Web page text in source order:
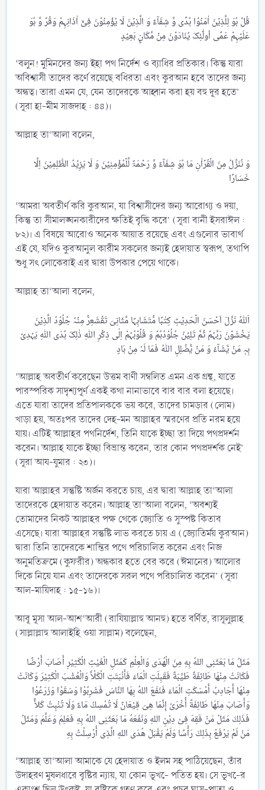
قُلۡ ہُوَ لِلَّذِیۡنَ اٰمَنُوۡا ہُدًی وَّ شِفَآءٌ وَ الَّذِیۡنَ لَا یُؤۡمِنُوۡنَ فِیۡۤ اٰذَانِہِمۡ وَقۡرٌ وَّ ہُوَ
‘বলুন! মুমিনদের জন্য ইহা পথ নির্দেশ ও ব্যাধির প্রতিকার। কিন্তু যারা
অবিশ্বাসী তাদের কর্ণে রয়েছে বধিরতা এবং কুরআন হবে তাদের জন্য
অন্ধত্ব। তারা এমন যে, যেন তাদেরকে আহ্বান করা হয় বহু দূর হতে’
(সূরা হা-মীম সাজদাহ : ৪৪)।
আল্লাহ তা‘আলা বলেন,
وَ نُنَزِّلُ مِنَ الۡقُرۡاٰنِ مَا ہُوَ شِفَآءٌ وَّ رَحۡمَۃٌ لِّلۡمُؤۡمِنِیۡنَ وَ لَا یَزِیۡدُ الظّٰلِمِیۡنَ اِلَّا
‘আমরা অবতীর্ণ করি কুরআন, যা বিশ্বাসীদের জন্য আরোগ্য ও দয়া,
কিন্তু তা সীমালঙ্ঘনকারীদের ক্ষতিই বৃদ্ধি করে’ (সূরা বানী ইসরাঈল :
৮২)। এ বিষয়ে আরোও অনেক আয়াত রয়েছে এবং এগুলোর ভাবার্থ
এই যে, যদিও কুরআনুল কারীম সকলের জন্যই হেদায়াত স্বরূপ, তথাপি
শুধু সৎ লোকেরাই এর দ্বারা উপকার পেয়ে থাকে।
আল্লাহ তা‘আলা বলেন,
اَللّٰہُ نَزَّلَ اَحۡسَنَ الۡحَدِیۡثِ کِتٰبًا مُّتَشَابِہًا مَّثَانِیَ تَقۡشَعِرُّ مِنۡہُ جُلُوۡدُ الَّذِیۡنَ
یَخۡشَوۡنَ رَبَّہُمۡ ثُمَّ تَلِیۡنُ جُلُوۡدُہُمۡ وَ قُلُوۡبُہُمۡ اِلٰی ذِکۡرِ اللّٰہِ ذٰلِکَ ہُدَی اللّٰہِ یَہۡدِیۡ
‘আল্লাহ অবতীর্ণ করেছেন উত্তম বাণী সম্বলিত এমন এক গ্রন্থ, যাতে
পারস্পরিক সাদৃশ্যপূর্ণ একই কথা নানাভাবে বার বার বলা হয়েছে।
এতে যারা তাদের প্রতিপালককে ভয় করে, তাদের চামড়ার (লোম)
খাড়া হয়, অতঃপর তাদের দেহ-মন আল্লাহর স্মরণের প্রতি নরম হয়ে
যায়। এটিই আল্লাহর পথনির্দেশ, তিনি যাকে ইচ্ছা তা দিয়ে পথপ্রদর্শন
করেন। আল্লাহ যাকে ইচ্ছা বিভ্রান্ত করেন, তার কোন পথপ্রদর্শক নেই’
(সূরা আয-যুমার : ২৩)।
যারা আল্লাহর সন্তুষ্টি অর্জন করতে চায়, এর দ্বারা আল্লাহ তা‘আলা
তাদেরকে হেদায়াত করেন। আল্লাহ তা‘আলা বলেন, ‘অবশ্যই
তোমাদের নিকট আল্লাহর পক্ষ থেকে জ্যোতি ও সুস্পষ্ট কিতাব
এসেছে। যারা আল্লাহর সন্তুষ্টি লাভ করতে চায় এ (জ্যোতির্ময় কুরআন)
দ্বারা তিনি তাদেরকে শান্তির পথে পরিচালিত করেন এবং নিজ
অনুমতিক্রমে (কুফরীর) অন্ধকার হতে বের করে (ঈমানের) আলোর
দিকে নিয়ে যান এবং তাদেরকে সরল পথে পরিচালিত করেন’ (সূরা
আল-মায়িদাহ : ১৫-১৬)।
আবূ মূসা আল-আশ‘আরী (রাযিয়াল্লাহু আনহু) হতে বর্ণিত, রাসূলুল্লাহ
(সাল্লাল্লাহু আলাইহি ওয়া সাল্লাম) বলেছেন,
مَثَلُ مَا بَعَثَنِى اللهُ بِهِ مِنَ الْهُدَى وَالْعِلْمِ كَمَثَلِ الْغَيْثِ الْكَثِيْرِ أَصَابَ أَرْضًا
فَكَانَتْ مِنْهَا طَائِفَةٌ طَيِّبَةٌ فَقَبِلَتِ الْمَاءَ فَأَنْبَتَتِ الْكَلْأَ وَالْعُشْبَ الْكَثِيْرَ وَكَانَتْ
مِنْهَا أَجَادِبُ أَمْسَكَتِ الْمَاءَ فَنَفَعَ اللهُ بِهَا النَّاسَ فَشَرِبُوْا وَسَقَوْا وَزَرَعُوْا
وَأَصَابَ مِنْهَا طَائِفَةً أُخْرَىْ إِنَّمَا هِىَ قِيْعَانٌ لَا تُمْسِكُ مَاءً وَلَا تُنْبِتُ كَلأً
فَذَلِكَ مَثَلُ مَنْ فَقِهَ فِىْ دِيْنِ اللهِ وَنَفَعَهُ مَا بَعَثَنِى اللهُ بِهِ فَعَلِمَ وَعَلَّمَ وَمَثَلُ
‘আল্লাহ তা‘আলা আমাকে যে হেদায়াত ও ইলম সহ পাঠিয়েছেন, তাঁর
উদাহরণ মুষলধারে বৃষ্টির ন্যায়, যা কোন ভূখ-ে পতিত হয়। সে ভূখ-ের